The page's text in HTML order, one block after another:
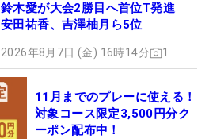
鈴木愛が大会2勝目へ首位T発進
安田祐香、吉澤柚月ら5位
2026年8月7日 (金) 16時14分 1
11月までのプレーに使える！
対象コース限定3,500円分ク
ーポン配布中！